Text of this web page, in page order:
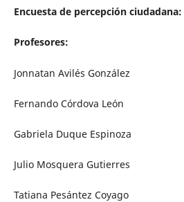
Encuesta de percepción ciudadana:
Profesores:
Jonnatan Avilés González
Fernando Córdova León
Gabriela Duque Espinoza
Julio Mosquera Gutierres
Tatiana Pesántez Coyago